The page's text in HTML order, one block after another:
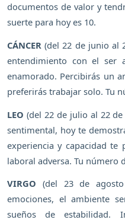
documentos de valor y
suerte para hoy es 10.
CÁNCER (del 22 de junio al
entendimiento con el ser
enamorado. Percibirás un
preferirás trabajar solo. Tu
LEO (del 22 de julio al 22
sentimental, hoy te
experiencia y capacidad
laboral adversa. Tu número
VIRGO (del 23 de
emociones, el ambiente
sueños de estabilidad.